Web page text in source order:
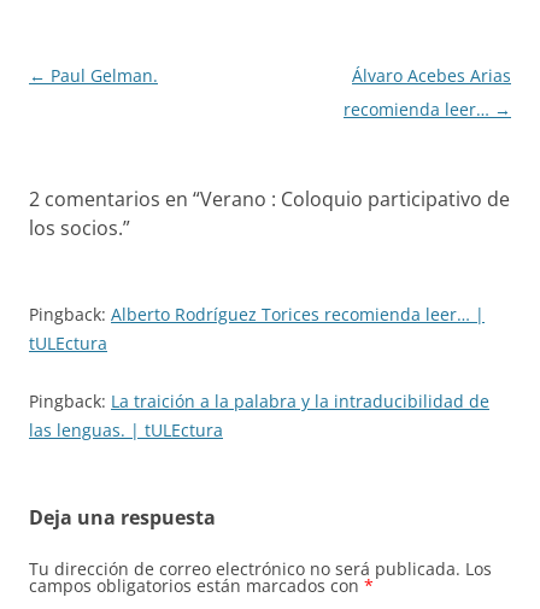
Navegación
← Paul Gelman.
Álvaro Acebes Arias
recomienda leer… →
2 comentarios en “Verano : Coloquio participativo de
los socios.”
Pingback: Alberto Rodríguez Torices recomienda leer… |
tULEctura
Pingback: La traición a la palabra y la intraducibilidad de
las lenguas. | tULEctura
Deja una respuesta
Tu dirección de correo electrónico no será publicada. Los
campos obligatorios están marcados con *